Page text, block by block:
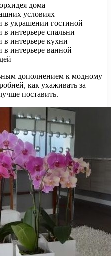
дома
условиях
в украшении гостиной
интерьере спальни
в интерьере кухни
в интерьере ванной
дополнением к модному
как ухаживать за
поставить.